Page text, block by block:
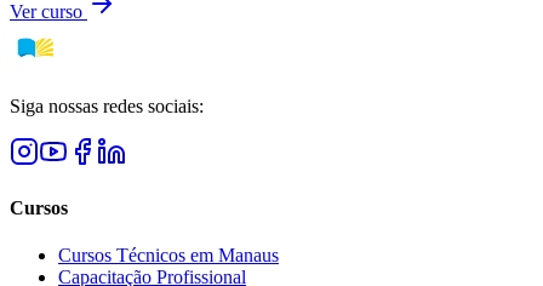
Ver curso
Siga nossas redes sociais:
Cursos
Cursos Técnicos em Manaus
Capacitação Profissional